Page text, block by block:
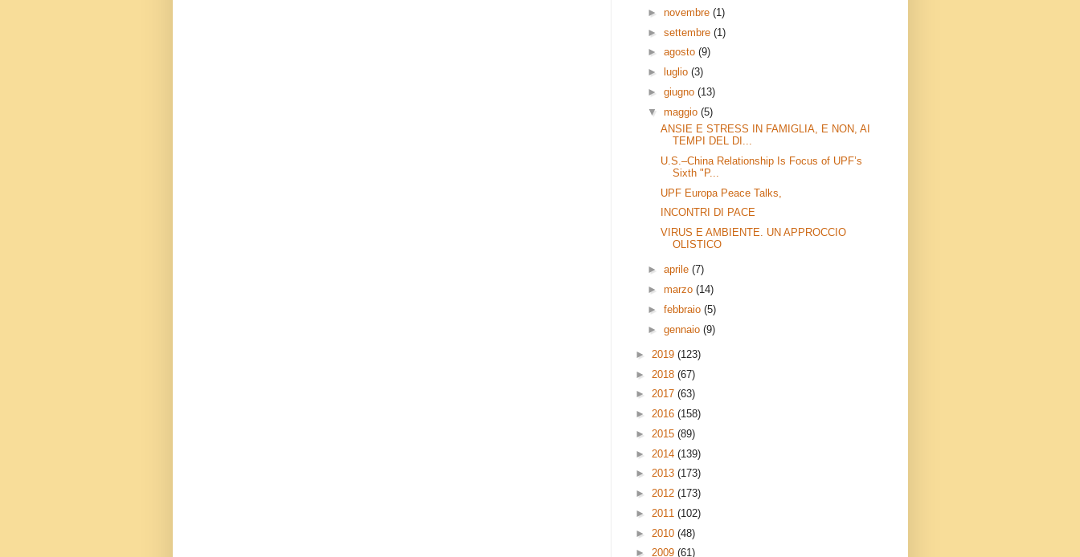
►novembre(1)
►settembre(1)
►agosto(9)
►
luglio(3)
►giugno(13)
▼maggio(5)
ANSIE E STRESS IN FAMIGLIA, E NON, AI
TEMPI DEL DI...
U.S.–China Relationship Is Focus of UPF’s
Sixth "P...
UPF Europa Peace Talks,
INCONTRI DI PACE
VIRUS E AMBIENTE. UN APPROCCIO
OLISTICO
►aprile(7)
►marzo(14)
►febbraio(5)
►gennaio(9)
► 2019 (123)
► 2018 (67)
► 2017 (63)
► 2016 (158)
► 2015 (89)
► 2014 (139)
► 2013 (173)
► 2012 (173)
► 2011 (102)
► 2010 (48)
► 2009 (61)